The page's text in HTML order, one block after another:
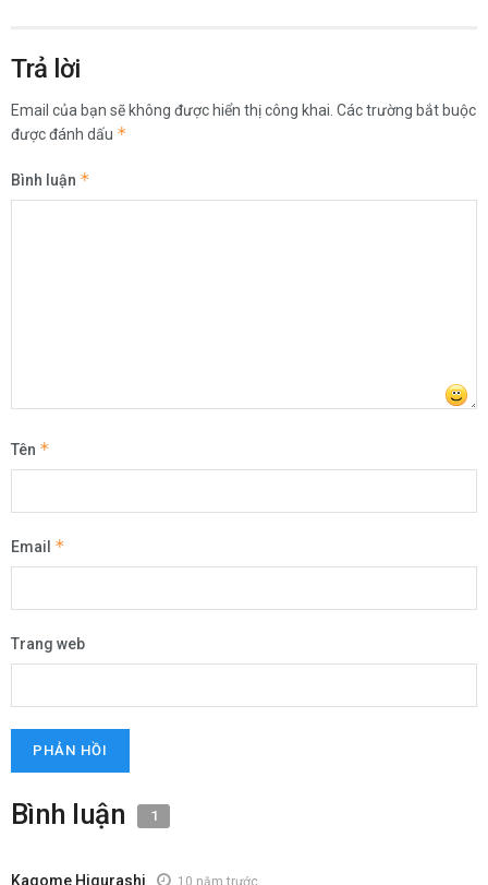
Trả lời
Email của bạn sẽ không được hiển thị công khai. Các trường bắt buộc
được đánh dấu *
Bình luận *
Tên *
Email *
Trang web
Bình luận 1
Kagome Higurashi